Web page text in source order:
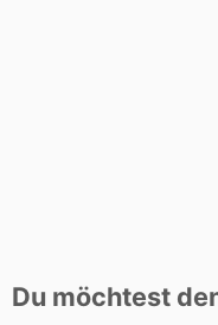
Du möchtest